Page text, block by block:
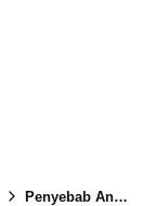
Penyebab Anak Tidak Patuh Kepada Orang tua